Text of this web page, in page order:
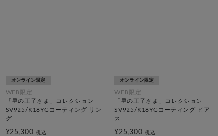
オンライン限定
WEB限定
「星の王子さま」コレクション
SV925/K18YGコーティング リン
グ
¥25,300税込
オンライン限定
WEB限定
「星の王子さま」コレクション
SV925/K18YGコーティング ピア
ス
¥25,300 税込